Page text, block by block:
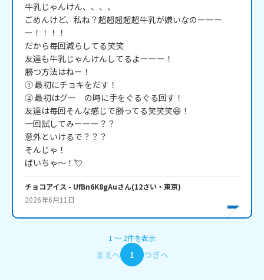
牛乳じゃんけん、、、、
ごめんけど、私ね？超超超超超牛乳が嫌いなのーーー
ー！！！！
だから毎回減らしてる笑笑
友達も牛乳じゃんけんしてるよーーー！
勝つ方法はねー！
① 最初にチョキをだす！
② 最初はグー　の時に手をぐるぐる回す！
友達は毎回そんな感じで勝ってる笑笑笑😆！
一回試してみーーー？？
意外といけるで？？？
そんじゃ！
ばいちゃ～！💘
チョコアイス - UfBn6K8gAuさん(12さい・ 東京)
2026年6月11日
1 〜 2件を表示
まえへ 1 つぎへ